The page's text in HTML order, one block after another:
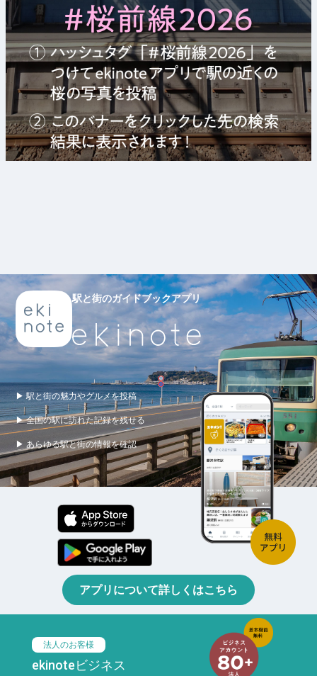
駅と街のガイドブックアプリ
▶ 駅と街の魅力やグルメを投稿
▶ 全国の駅に訪れた記録を残せる
▶ あらゆる駅と街の情報を確認
アプリについて詳しくはこちら
法人のお客様
ekinoteビジネス